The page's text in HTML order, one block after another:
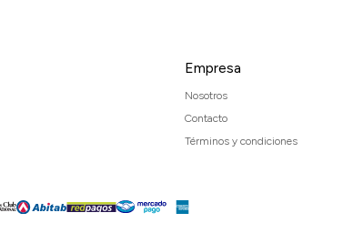
Empresa
Nosotros
Contacto
Términos y condiciones